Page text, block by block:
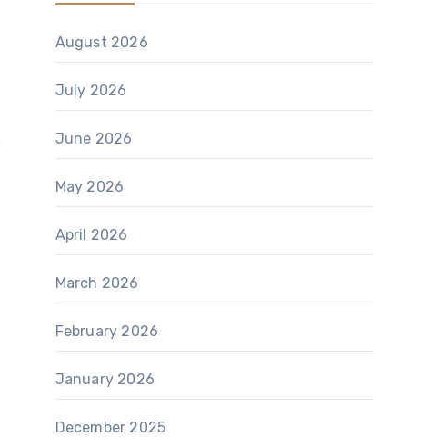
August 2026
July 2026
June 2026
May 2026
April 2026
March 2026
February 2026
January 2026
December 2025